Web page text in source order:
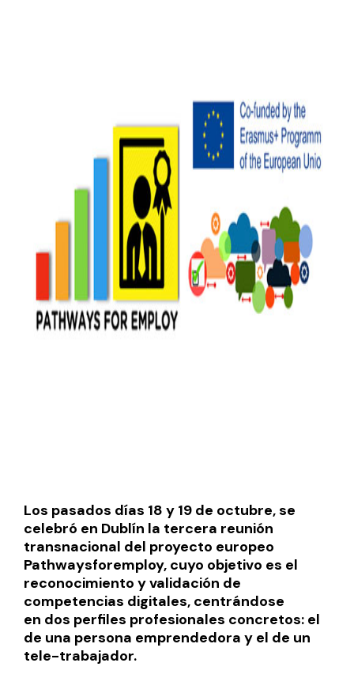
Los pasados días 18 y 19 de octubre, se
celebró en Dublín la tercera reunión
transnacional del proyecto europeo
Pathwaysforemploy, cuyo objetivo es el
reconocimiento y validación de
competencias digitales, centrándose
en dos perfiles profesionales concretos: el
de una persona emprendedora y el de un
tele-trabajador.